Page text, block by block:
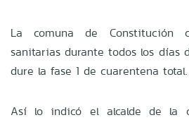
La comuna de Constitución
sanitarias durante todos los días
dure la fase 1 de cuarentena total.
Así lo indicó el alcalde de la